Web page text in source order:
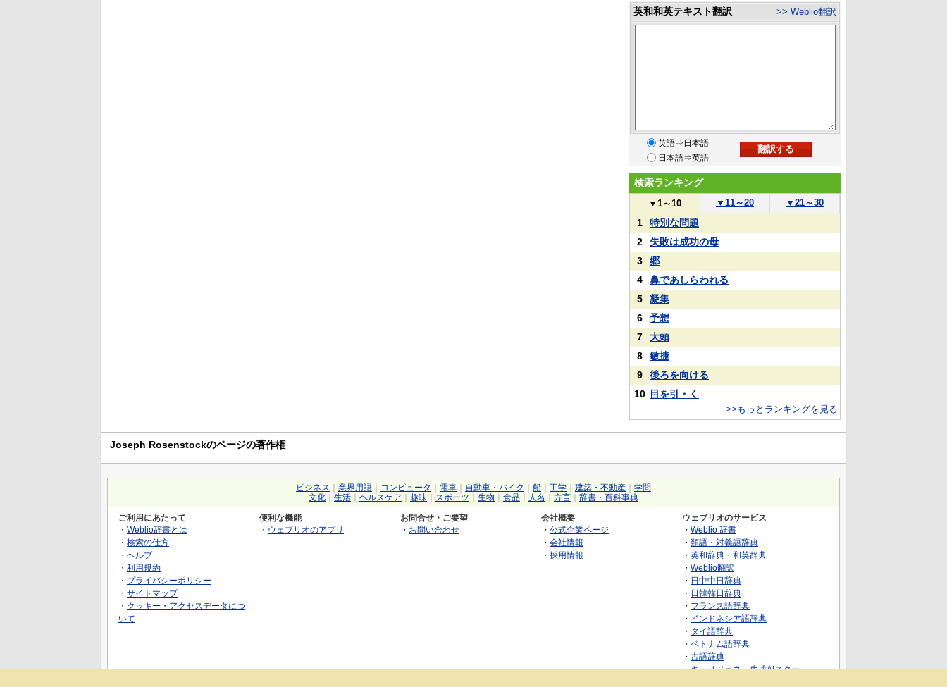
英和和英テキスト翻訳 >> Weblio翻訳
英語⇒日本語
日本語⇒英語
検索ランキング
▼ 1～10 ▼ 11～20 ▼ 21～30
1
特別な問題
2
失敗は成功の母
3
郷
4
鼻であしらわれる
5
凝集
6
予想
7
大頭
8
敏捷
9
後ろを向ける
10 目を引・く
>>もっとランキングを見る
Joseph Rosenstockのページの著作権
ビジネス 業界用語 コンピュータ 電車 自動車・バイク 船 工学 建築・不動産
学問
文化
生活 ヘルスケア 趣味 スポーツ 生物 食品 人名 方言 辞書・百科事典
ご利用にあたって
・ Weblio辞書とは
・ 検索の仕方
・ ヘルプ
・ 利用規約
・ プライバシーポリシー
・ サイトマップ
・ クッキー・アクセスデータにつ
いて
便利な機能
・ ウェブリオのアプリ
お問合せ・ご要望
・ お問い合わせ
会社概要
・ 公式企業ページ
・ 会社情報
・ 採用情報
ウェブリオのサービス
・ Weblio 辞書
・ 類語・対義語辞典
・ 英和辞典・和英辞典
・ Weblio翻訳
・ 日中中日辞典
・ 日韓韓日辞典
・ フランス語辞典
・ インドネシア語辞典
・ タイ語辞典
・ ベトナム語辞典
・ 古語辞典
・キャリジェネ～生成AIスクー